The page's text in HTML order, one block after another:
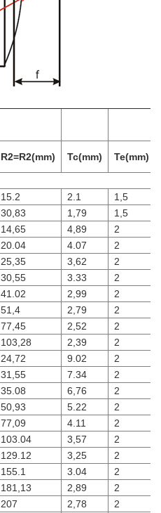
R2=R2(mm) Tc(mm) Te(mm)
15.2 2.1
1,5
30,83 1,79
1,5
14,65 4,89
2
20.04 4.07
2
25,35 3,62
2
30,55 3.33
2
41.02 2,99
2
51,4 2,79
2
77,45 2,52
2
103,28 2,39
2
24,72 9.02
2
31,55 7.34
2
35.08 6,76
2
50,93 5.22
2
77,09 4.11
2
103.04 3,57
2
129.12 3,25
2
155.1 3.04
2
181,13 2,89
2
207 2,78
2